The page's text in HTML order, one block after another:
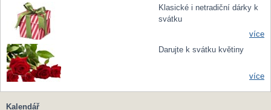
Klasické i netradiční dárky k
svátku
více
Darujte k svátku květiny
více
Kalendář